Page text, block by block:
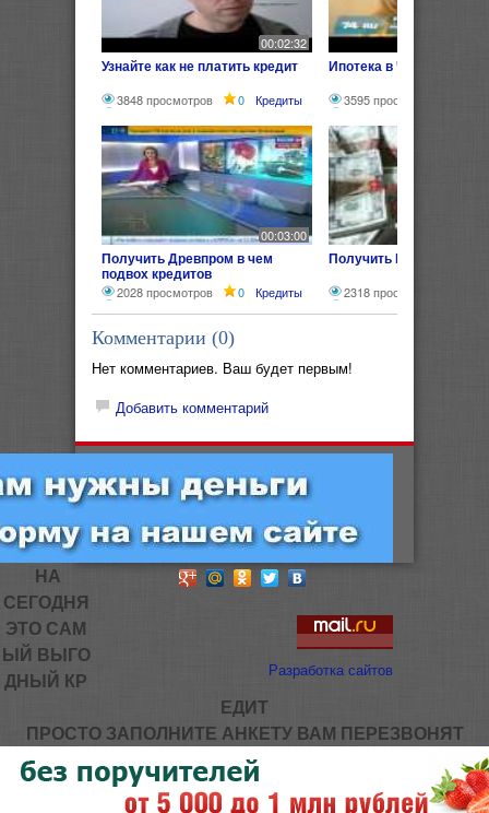
00:02:32
Узнайте как не платить кредит
3848 просмотров 0 Кредиты
Ипотека в Челябинске
3595 просмотров
00:03:00
Получить Древпром в чем
подвох кредитов
2028 просмотров 0 Кредиты
Получить Кредит без
2318 просмотров
Комментарии (0)
Нет комментариев. Ваш будет первым!
Добавить комментарий
Разработка сайтов
НА
СЕГОДНЯ
ЭТО САМ
ЫЙ ВЫГО
ДНЫЙ КР
ЕДИТ
ПРОСТО ЗАПОЛНИТЕ АНКЕТУ ВАМ ПЕРЕЗВОНЯТ